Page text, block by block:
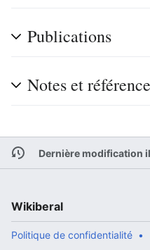
Publications
Notes et
Dernière modification il
Wikiberal
Politique de confidentialité